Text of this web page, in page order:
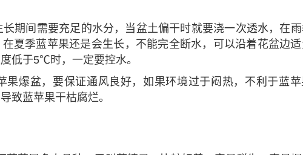
长期间需要充足的水分，当盆土偏干时就要浇一次透水，在
夏季蓝苹果还是会生长，不能完全断水，可以沿着花盆边
低于5℃时，一定要控水。
果爆盆，要保证通风良好，如果环境过于闷热，不利于蓝苹
致蓝苹果干枯腐烂。